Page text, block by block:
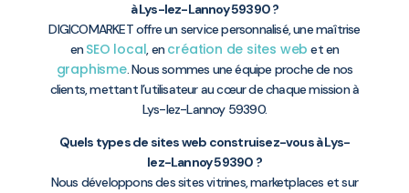
à Lys-lez-Lannoy 59390 ?
DIGICOMARKET offre un service personnalisé, une maîtrise
enSEO local, encréation de sites web et en
graphisme. Nous sommes une équipe proche de nos
clients, mettant l’utilisateur au cœur de chaque mission à
Lys-lez-Lannoy 59390.
Quels types de sites web construisez-vous à Lys-
lez-Lannoy 59390 ?
Nous développons des sites vitrines, marketplaces et sur